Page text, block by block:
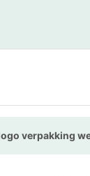
verpakking